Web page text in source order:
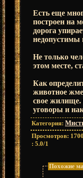
Есть еще
построен на
дорога
недопустимы
Не только
этом месте,
Как
животное
свое жилище.
уговоры и
Категория:
Просмотров: 1700
: 5.0/1
Похожие